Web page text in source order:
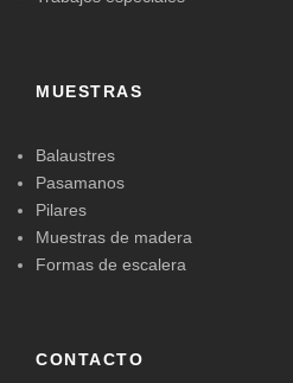
MUESTRAS
Balaustres
Pasamanos
Pilares
Muestras de madera
Formas de escalera
CONTACTO